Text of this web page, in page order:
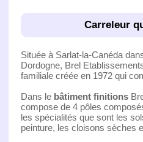
Carreleur
Située à Sarlat-la-Canéda
Dordogne, Brel
familiale créée en 1972 qui
Dans le bâtiment finitions
compose de 4 pôles
les spécialités que sont les
peinture, les cloisons sèches